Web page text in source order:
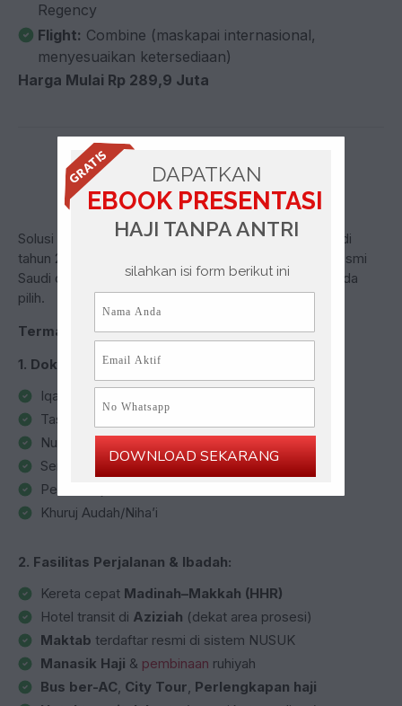
Regency
Flight: Combine (maskapai internasional,
menyesuaikan ketersediaan)
Harga Mulai Rp 289,9 Juta
Solusi untuk Anda yang ingin berangkat haji langsung di
tahun 2026 tanpa menunggu antrian dengan sistem resmi
Saudi dan legal. Inilah Paket Bdari kami yang bisa Anda
pilih.
Termasuk
dalam layanan ini
1. Dokumen & Perizinan Resmi (NUSUK):
Iqamah
Tasreh Haji
Nusuk Card
Sertifikat Vaksin
Permit Haji
Khuruj Audah/Niha’i
2. Fasilitas Perjalanan & Ibadah:
Kereta cepat Madinah–Makkah (HHR)
Hotel transit di Aziziah (dekat area prosesi)
Maktab terdaftar resmi di sistem NUSUK
Manasik Haji & pembinaan ruhiyah
Bus ber-AC, City Tour, Perlengkapan haji
DAPATKAN
EBOOK PRESENTASI
HAJI TANPA ANTRI
silahkan isi form berikut ini
GRATIS
DOWNLOAD SEKARANG